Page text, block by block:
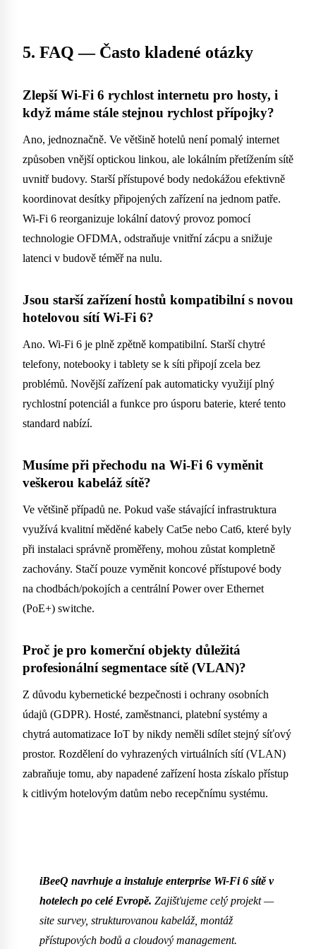
5. FAQ — Často kladené otázky
Zlepší Wi-Fi 6 rychlost internetu pro hosty, i
když máme stále stejnou rychlost přípojky?
Ano, jednoznačně. Ve většině hotelů není pomalý internet
způsoben vnější optickou linkou, ale lokálním přetížením sítě
uvnitř budovy. Starší přístupové body nedokážou efektivně
koordinovat desítky připojených zařízení na jednom patře.
Wi-Fi 6 reorganizuje lokální datový provoz pomocí
technologie OFDMA, odstraňuje vnitřní zácpu a snižuje
latenci v budově téměř na nulu.
Jsou starší zařízení hostů kompatibilní s novou
hotelovou sítí Wi-Fi 6?
Ano. Wi-Fi 6 je plně zpětně kompatibilní. Starší chytré
telefony, notebooky i tablety se k síti připojí zcela bez
problémů. Novější zařízení pak automaticky využijí plný
rychlostní potenciál a funkce pro úsporu baterie, které tento
standard nabízí.
Musíme při přechodu na Wi-Fi 6 vyměnit
veškerou kabeláž sítě?
Ve většině případů ne. Pokud vaše stávající infrastruktura
využívá kvalitní měděné kabely Cat5e nebo Cat6, které byly
při instalaci správně proměřeny, mohou zůstat kompletně
zachovány. Stačí pouze vyměnit koncové přístupové body
na chodbách/pokojích a centrální Power over Ethernet
(PoE+) switche.
Proč je pro komerční objekty důležitá
profesionální segmentace sítě (VLAN)?
Z důvodu kybernetické bezpečnosti i ochrany osobních
údajů (GDPR). Hosté, zaměstnanci, platební systémy a
chytrá automatizace IoT by nikdy neměli sdílet stejný síťový
prostor. Rozdělení do vyhrazených virtuálních sítí (VLAN)
zabraňuje tomu, aby napadené zařízení hosta získalo přístup
k citlivým hotelovým datům nebo recepčnímu systému.
iBeeQ navrhuje a instaluje enterprise Wi-Fi 6 sítě v
hotelech po celé Evropě. Zajišťujeme celý projekt —
site survey, strukturovanou kabeláž, montáž
přístupových bodů a cloudový management.